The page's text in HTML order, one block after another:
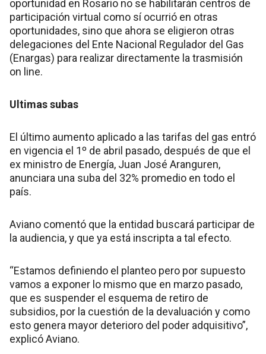
oportunidad en Rosario no se habilitarán centros de
participación virtual como sí ocurrió en otras
oportunidades, sino que ahora se eligieron otras
delegaciones del Ente Nacional Regulador del Gas
(Enargas) para realizar directamente la trasmisión
on line.
Ultimas subas
El último aumento aplicado a las tarifas del gas entró
en vigencia el 1º de abril pasado, después de que el
ex ministro de Energía, Juan José Aranguren,
anunciara una suba del 32% promedio en todo el
país.
Aviano comentó que la entidad buscará participar de
la audiencia, y que ya está inscripta a tal efecto.
“Estamos definiendo el planteo pero por supuesto
vamos a exponer lo mismo que en marzo pasado,
que es suspender el esquema de retiro de
subsidios, por la cuestión de la devaluación y como
esto genera mayor deterioro del poder adquisitivo”,
explicó Aviano.